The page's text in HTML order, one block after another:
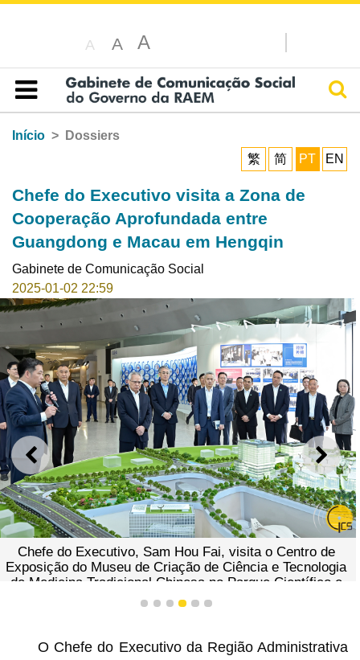
A A A
Índice
Início
Dossiers
繁
简 PT EN
Chefe do Executivo visita a Zona de
Cooperação Aprofundada entre
Guangdong e Macau em Hengqin
Gabinete de Comunicação Social
2025-01-02 22:59
ANTERIOR
Chefe do Executivo, Sam Hou Fai, visita o Centro de
Exposição do Museu de Criação de Ciência e Tecnologia
de Medicina Tradicional Chinesa no Parque Científico e
Industrial de Medicina Tradicional Chinesa para a
1 2 3 4 5 6
O Chefe do Executivo da Região Administrativa